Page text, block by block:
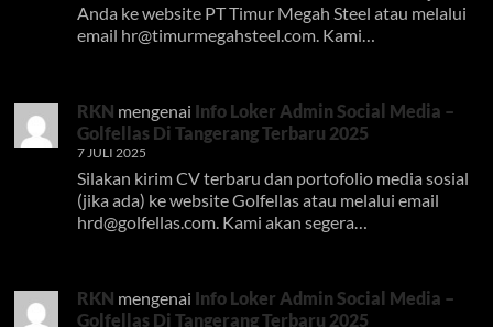
Anda ke website PT Timur Megah Steel atau melalui
email hr@timurmegahsteel.com. Kami…
RKN mengenai Info Loker Admin Social Media –
Golfellas Di Tangerang Terbaru 2025
7 JULI 2025
Silakan kirim CV terbaru dan portofolio media sosial
(jika ada) ke website Golfellas atau melalui email
hrd@golfellas.com . Kami akan segera…
RKN mengenai Info Loker Admin Social Media –
Golfellas Di Tangerang Terbaru 2025